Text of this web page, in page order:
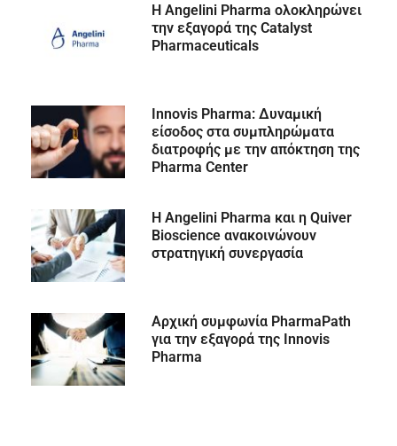
Η Angelini Pharma ολοκληρώνει
την εξαγορά της Catalyst
Pharmaceuticals
Innovis Pharma: Δυναμική
είσοδος στα συμπληρώματα
διατροφής με την απόκτηση της
Pharma Center
Η Angelini Pharma και η Quiver
Bioscience ανακοινώνουν
στρατηγική συνεργασία
Αρχική συμφωνία PharmaPath
για την εξαγορά της Innovis
Pharma